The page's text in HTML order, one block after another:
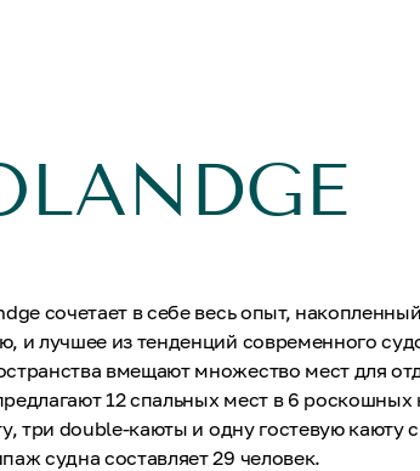
сочетает в себе весь опыт,
и лучшее из тенденций современного
вмещают множество мест для
12 спальных мест в 6 роскошных
три double-каюты и одну гостевую каюту
судна составляет 29 человек.